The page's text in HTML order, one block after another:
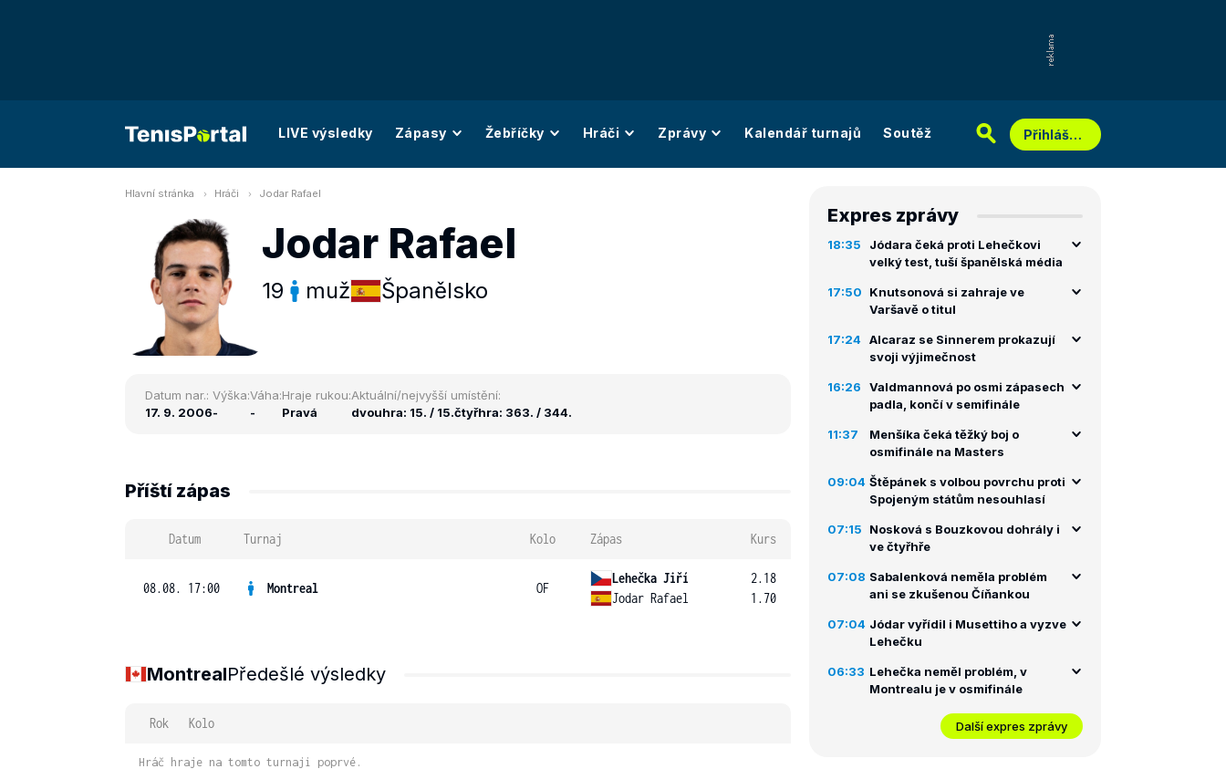
LIVE výsledky Zápasy Žebříčky Hráči Zprávy Kalendář turnajů Soutěž Přihlášení
Hlavní stránka Hráči Jodar Rafael
Jodar Rafael
19 muž Španělsko
Datum nar.:
17. 9. 2006
Výška:
-
Váha:
-
Hraje rukou:
Pravá
Aktuální/nejvyšší umístění:
dvouhra: 15. / 15.čtyřhra: 363. / 344.
Příští zápas
Datum Turnaj Kolo Zápas Kurs
08.08. 17:00 Montreal OF
Lehečka Jiří
Jodar Rafael
2.18
1.70
MontrealPředešlé výsledky
Rok Kolo
Hráč hraje na tomto turnaji poprvé.
Expres zprávy
18:35
Jódara čeká proti Lehečkovi
velký test, tuší španělská média
17:50
Knutsonová si zahraje ve
Varšavě o titul
17:24 Alcaraz se Sinnerem prokazují
svoji výjimečnost
16:26
Valdmannová po osmi zápasech
padla, končí v semifinále
11:37
Menšíka čeká těžký boj o
osmifinále na Masters
09:04 Štěpánek s volbou povrchu proti
Spojeným státům nesouhlasí
07:15
Nosková s Bouzkovou dohrály i
ve čtyřhře
07:08 Sabalenková neměla problém
ani se zkušenou Číňankou
07:04 Jódar vyřídil i Musettiho a vyzve
Lehečku
06:33 Lehečka neměl problém, v
Montrealu je v osmifinále
Další expres zprávy